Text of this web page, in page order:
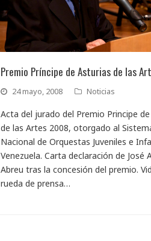
Premio Príncipe de Asturias de las
24 mayo, 2008 Noticias
Acta del jurado del Premio Principe
de las Artes 2008, otorgado al
Nacional de Orquestas Juveniles e
Venezuela. Carta declaración de José
Abreu tras la concesión del premio.
rueda de prensa…